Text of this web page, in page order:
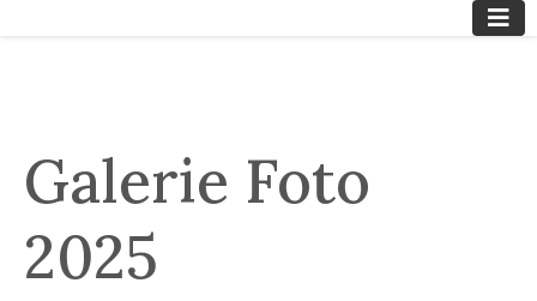
Galerie Foto
2025